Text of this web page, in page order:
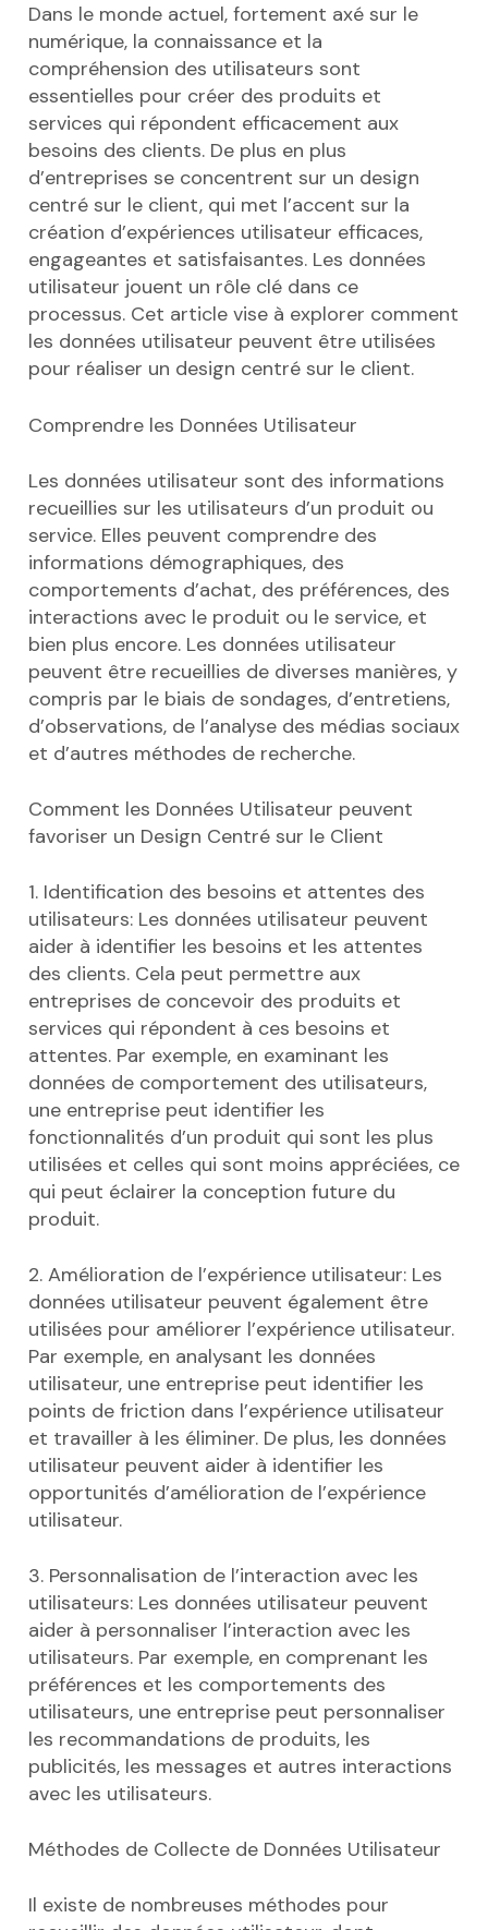
Dans le monde actuel, fortement axé sur le
numérique, la connaissance et la
compréhension des utilisateurs sont
essentielles pour créer des produits et
services qui répondent efficacement aux
besoins des clients. De plus en plus
d’entreprises se concentrent sur un design
centré sur le client, qui met l’accent sur la
création d’expériences utilisateur efficaces,
engageantes et satisfaisantes. Les données
utilisateur jouent un rôle clé dans ce
processus. Cet article vise à explorer comment
les données utilisateur peuvent être utilisées
pour réaliser un design centré sur le client.
Comprendre les Données Utilisateur
Les données utilisateur sont des informations
recueillies sur les utilisateurs d’un produit ou
service. Elles peuvent comprendre des
informations démographiques, des
comportements d’achat, des préférences, des
interactions avec le produit ou le service, et
bien plus encore. Les données utilisateur
peuvent être recueillies de diverses manières, y
compris par le biais de sondages, d’entretiens,
d’observations, de l’analyse des médias sociaux
et d’autres méthodes de recherche.
Comment les Données Utilisateur peuvent
favoriser un Design Centré sur le Client
1. Identification des besoins et attentes des
utilisateurs: Les données utilisateur peuvent
aider à identifier les besoins et les attentes
des clients. Cela peut permettre aux
entreprises de concevoir des produits et
services qui répondent à ces besoins et
attentes. Par exemple, en examinant les
données de comportement des utilisateurs,
une entreprise peut identifier les
fonctionnalités d’un produit qui sont les plus
utilisées et celles qui sont moins appréciées, ce
qui peut éclairer la conception future du
produit.
2. Amélioration de l’expérience utilisateur: Les
données utilisateur peuvent également être
utilisées pour améliorer l’expérience utilisateur.
Par exemple, en analysant les données
utilisateur, une entreprise peut identifier les
points de friction dans l’expérience utilisateur
et travailler à les éliminer. De plus, les données
utilisateur peuvent aider à identifier les
opportunités d’amélioration de l’expérience
utilisateur.
3. Personnalisation de l’interaction avec les
utilisateurs: Les données utilisateur peuvent
aider à personnaliser l’interaction avec les
utilisateurs. Par exemple, en comprenant les
préférences et les comportements des
utilisateurs, une entreprise peut personnaliser
les recommandations de produits, les
publicités, les messages et autres interactions
avec les utilisateurs.
Méthodes de Collecte de Données Utilisateur
Il existe de nombreuses méthodes pour